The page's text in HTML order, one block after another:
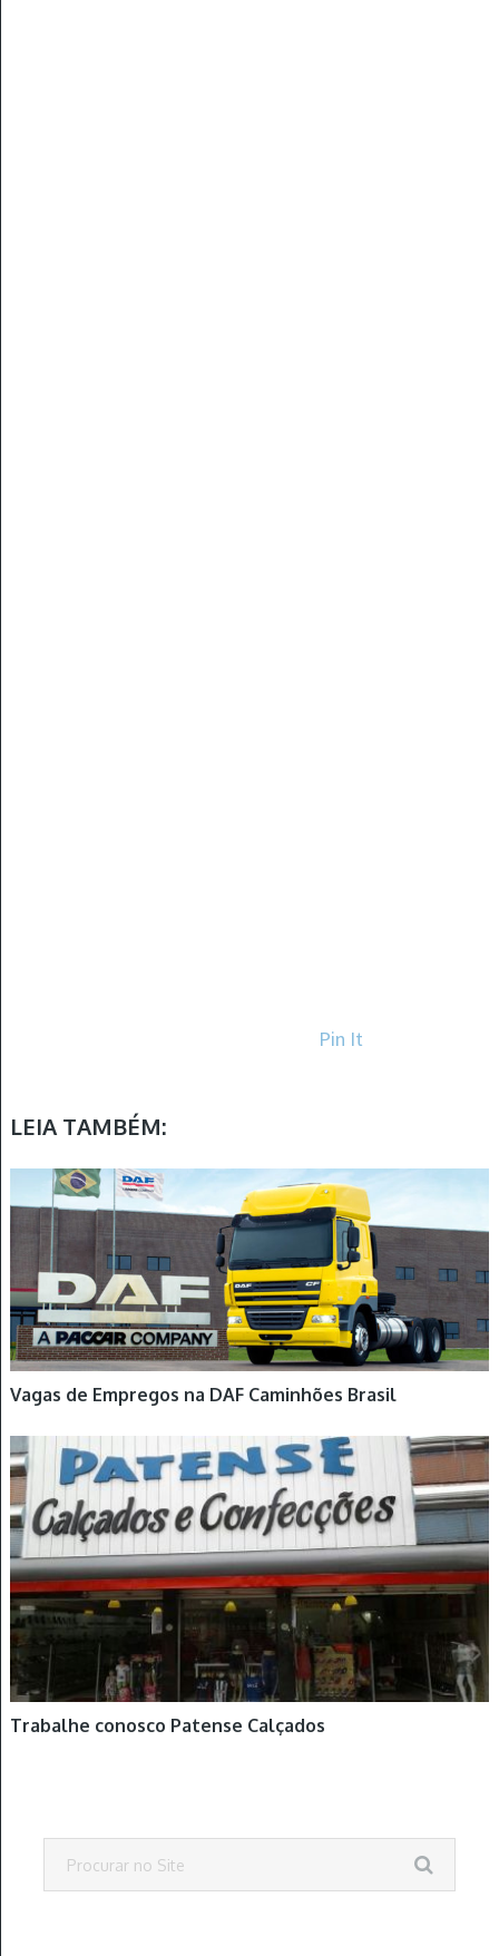
Pin It
LEIA TAMBÉM:
Vagas de Empregos na DAF Caminhões Brasil
Trabalhe conosco Patense Calçados